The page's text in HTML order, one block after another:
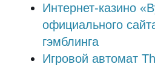
Интернет-казино
официального
гэмблинга
Игровой автомат